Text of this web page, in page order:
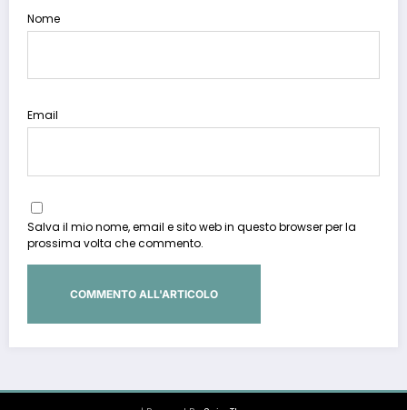
Nome
Email
Salva il mio nome, email e sito web in questo browser per la
prossima volta che commento.